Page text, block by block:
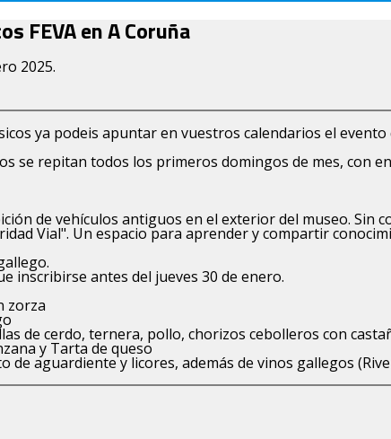
FEVA en A Coruña
2025.
ya podeis apuntar en vuestros calendarios el evento
se repitan todos los primeros domingos de mes, con
de vehículos antiguos en el exterior del museo. Sin
Vial". Un espacio para aprender y compartir
inscribirse antes del jueves 30 de enero.
zorza
de cerdo, ternera, pollo, chorizos cebolleros con
y Tarta de queso
de aguardiente y licores, además de vinos gallegos